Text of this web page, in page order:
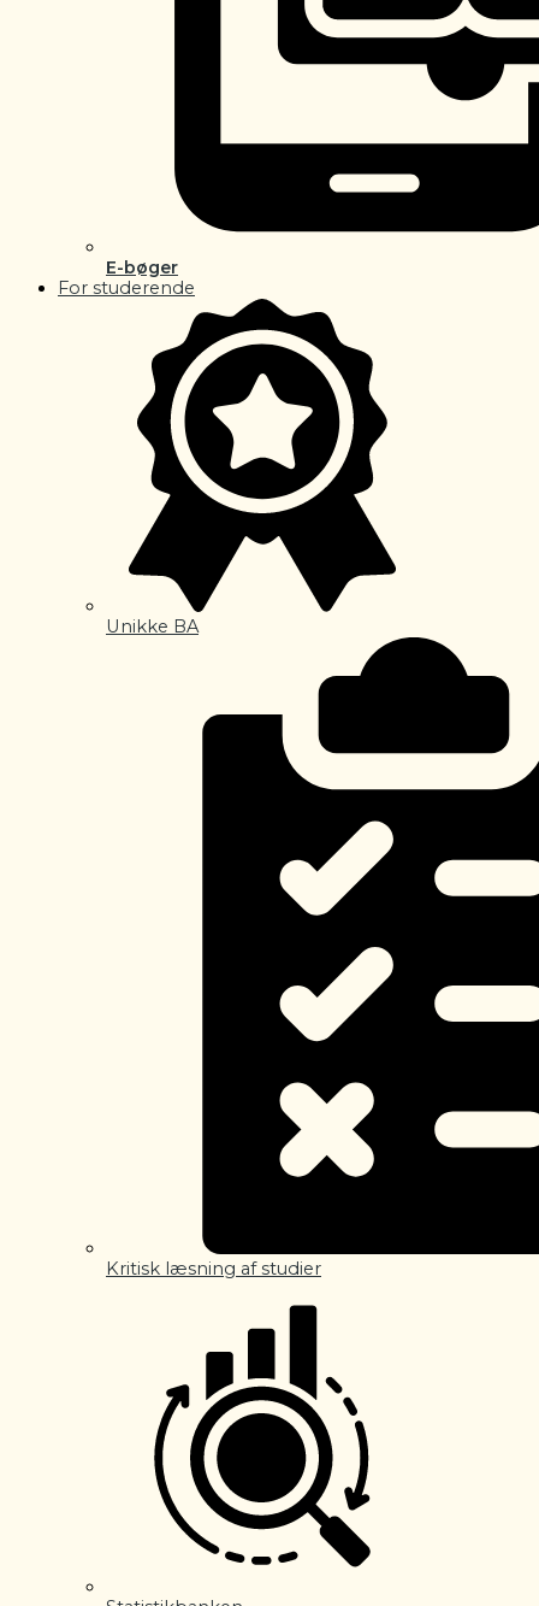
E-bøger
For studerende
Unikke BA
Kritisk læsning af studier